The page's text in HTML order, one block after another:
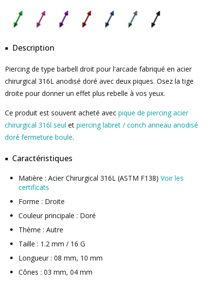
Description
Piercing de type barbell droit pour l'arcade fabriqué en acier
chirurgical 316L anodisé doré avec deux piques. Osez la tige
droite pour donner un effet plus rebelle à vos yeux.
Ce produit est souvent acheté avec pique de piercing acier
chirurgical 316l seul et piercing labret / conch anneau anodisé
doré fermeture boule.
Caractéristiques
Matière : Acier Chirurgical 316L (ASTM F138) Voir les
certificats
Forme : Droite
Couleur principale : Doré
Thème : Autre
Taille : 1.2 mm / 16 G
Longueur : 08 mm, 10 mm
Cônes : 03 mm, 04 mm